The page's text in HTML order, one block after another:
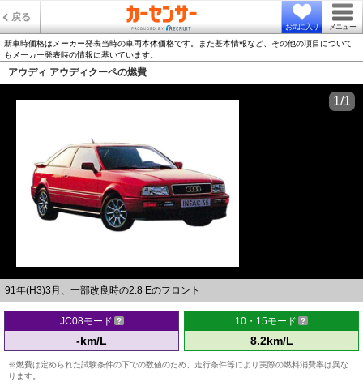
戻る
お気に入り メニュー
新車時価格はメーカー発表当時の車両本体価格です。また基本情報など、その他の項目について
もメーカー発表時の情報に基いています。
アウディ アウディクーペの燃費
91年(H3)3月、一部改良時の2.8 Eのフロント
1/1
JC08モード
-km/L
10・15モード
8.2km/L
※燃費は定められた試験条件の下での数値のため、走行条件等により実際の燃料消費率は異な
ります。